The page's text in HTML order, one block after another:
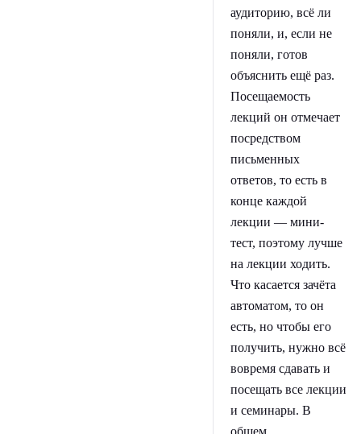
аудиторию, всё ли
поняли, и, если не
поняли, готов
объяснить ещё раз.
Посещаемость
лекций он отмечает
посредством
письменных
ответов, то есть в
конце каждой
лекции — мини-
тест, поэтому лучше
на лекции ходить.
Что касается зачёта
автоматом, то он
есть, но чтобы его
получить, нужно всё
вовремя сдавать и
посещать все лекции
и семинары. В